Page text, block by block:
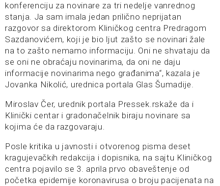
konferenciju za novinare za tri nedelje vanrednog
stanja. Ja sam imala jedan prilično neprijatan
razgovor sa direktorom Kliničkog centra Predragom
Sazdanovićem, koji je bio ljut zašto se novinari žale
na to zašto nemamo informaciju. Oni ne shvataju da
se oni ne obraćaju novinarima, da oni ne daju
informacije novinarima nego građanima“, kazala je
Jovanka Nikolić, urednica portala Glas Šumadije.
Miroslav Čer, urednik portala Pressek.rskaže da i
Klinički centar i gradonačelnik biraju novinare sa
kojima će da razgovaraju.
Posle kritika u javnosti i otvorenog pisma deset
kragujevačkih redakcija i dopisnika, na sajtu Kliničkog
centra pojavilo se 3. aprila prvo obaveštenje od
početka epidemije koronavirusa o broju pacijenata na